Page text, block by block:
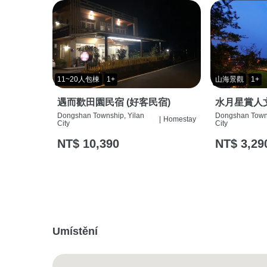
11~20人包棟 1+
遇而歡田園民宿 (好客民宿)
Dongshan Township, Yilan
City
Homestay
NT$ 10,390
山海景觀 1+
水月星賞人
Dongshan
City
NT$
Umístění